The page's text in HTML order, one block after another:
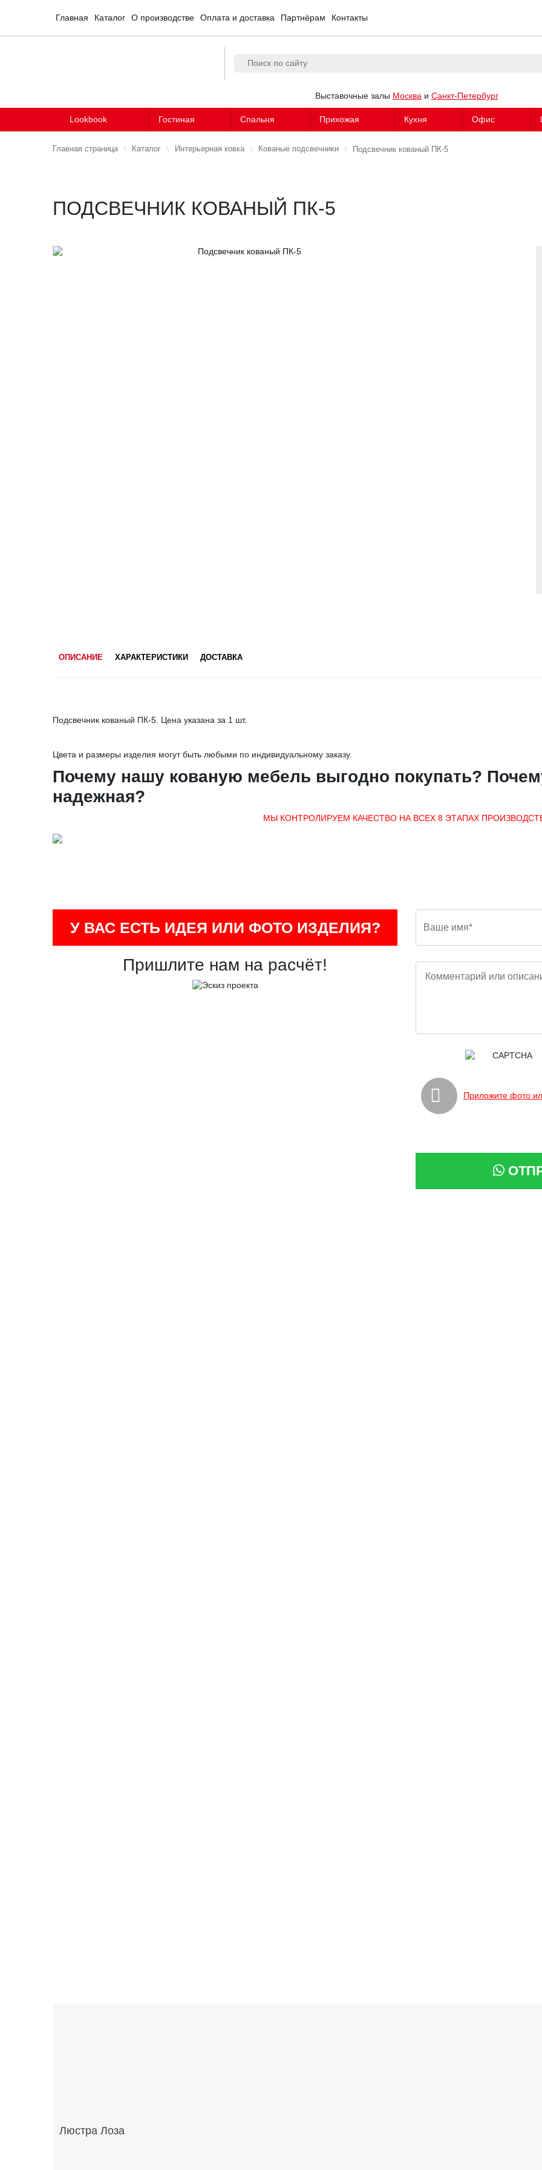
Главная Каталог О производстве Оплата и доставка Партнёрам Контакты
Выставочные залы Москва и Санкт-Петербург
Lookbook Гостиная Спальня Прихожая Кухня Офис
Главная страница Каталог Интерьерная ковка Кованые подсвечники Подсвечник кованый ПК-5
ПОДСВЕЧНИК КОВАНЫЙ ПК-5
ОПИСАНИЕ ХАРАКТЕРИСТИКИ ДОСТАВКА
Подсвечник кованый ПК-5. Цена указана за 1 шт.
Цвета и размеры изделия могут быть любыми по индивидуальному заказу.
Почему нашу кованую мебель выгодно покупать?
надежная?
МЫ КОНТРОЛИРУЕМ КАЧЕСТВО НА ВСЕХ 8 ЭТАПАХ
У ВАС ЕСТЬ ИДЕЯ ИЛИ ФОТО ИЗДЕЛИЯ?
Пришлите нам на расчёт!
Приложите фото
Люстра Лоза